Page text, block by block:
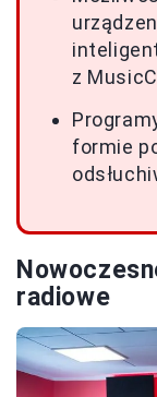
z
formie
radiowe